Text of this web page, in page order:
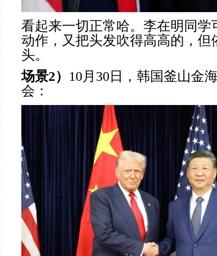
看起来一切正常哈。李在明同学
动作，又把头发吹得高高的，但
头。
场景2） 10月 30 日，韩国釜山金
会：